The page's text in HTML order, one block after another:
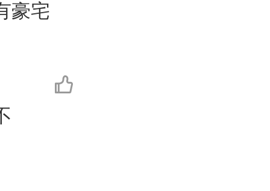
豪宅